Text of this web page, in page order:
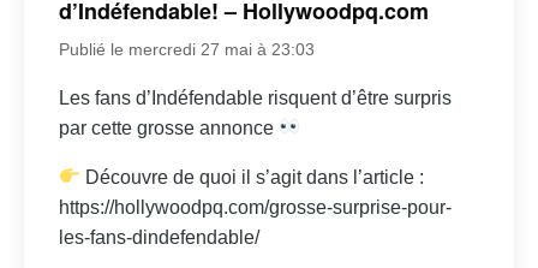
d’Indéfendable! – Hollywoodpq.com
Publié le mercredi 27 mai à 23:03
Les fans d’Indéfendable risquent d’être surpris
par cette grosse annonce
Découvre de quoi il s’agit dans l’article :
https://hollywoodpq.com/grosse-surprise-pour-
les-fans-dindefendable/